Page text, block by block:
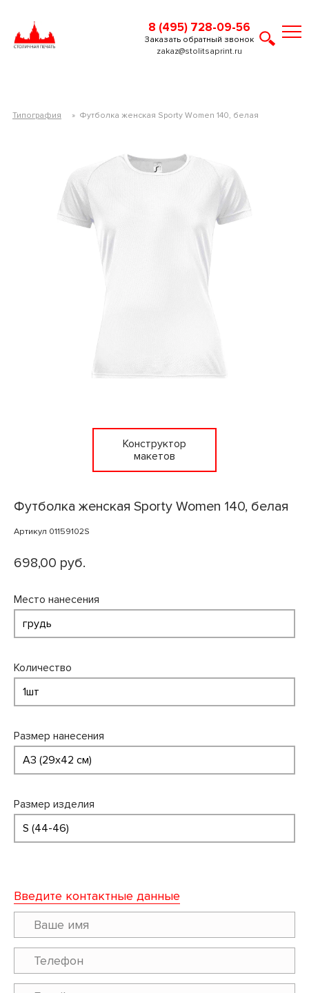
8 (495) 728-09-56
zakaz@stolitsaprint.ru
Заказать обратный звонок
Типография » Футболка женская Sporty Women 140, белая
Конструктор
макетов
Футболка женская Sporty Women 140, белая
Артикул 01159102S
698,00 руб.
Место нанесения
Количество
Размер нанесения
Размер изделия
Введите контактные данные